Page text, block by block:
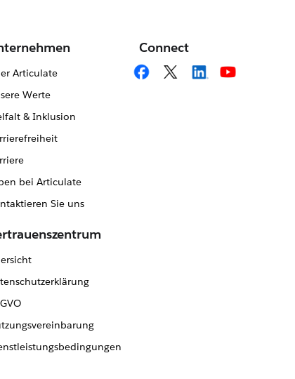
Articulate
Werte
& Inklusion
bei Articulate
Sie uns
Connect